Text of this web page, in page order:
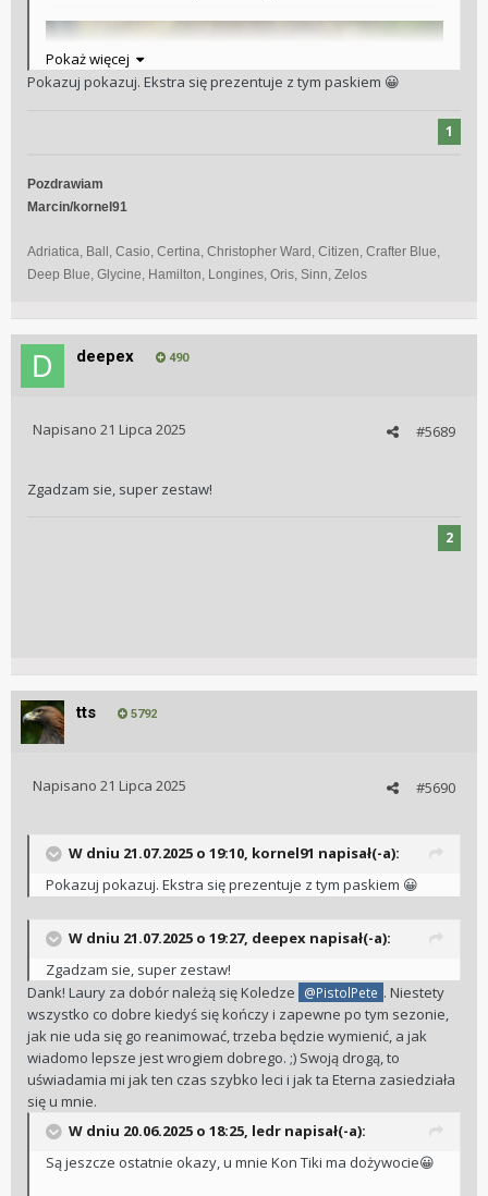
Pokaż więcej
Pokazuj pokazuj. Ekstra się prezentuje z tym paskiem 😀
1
Pozdrawiam
Marcin/kornel91
Adriatica, Ball, Casio, Certina, Christopher Ward, Citizen, Crafter Blue,
Deep Blue, Glycine, Hamilton, Longines, Oris, Sinn, Zelos
deepex 490
#5689
Napisano 21 Lipca 2025
Zgadzam sie, super zestaw!
2
tts 5792
#5690
Napisano 21 Lipca 2025
W dniu 21.07.2025 o 19:10, kornel91 napisał(-a):
Pokazuj pokazuj. Ekstra się prezentuje z tym paskiem 😀
W dniu 21.07.2025 o 19:27, deepex napisał(-a):
Zgadzam sie, super zestaw!
Dank! Laury za dobór należą się Koledze
@PistolPete . Niestety
wszystko co dobre kiedyś się kończy i zapewne po tym sezonie,
jak nie uda się go reanimować, trzeba będzie wymienić, a jak
wiadomo lepsze jest wrogiem dobrego. ;) Swoją drogą, to
uświadamia mi jak ten czas szybko leci i jak ta Eterna zasiedziała
się u mnie.
W dniu 20.06.2025 o 18:25, ledr napisał(-a):
Są jeszcze ostatnie okazy, u mnie Kon Tiki ma dożywocie😀